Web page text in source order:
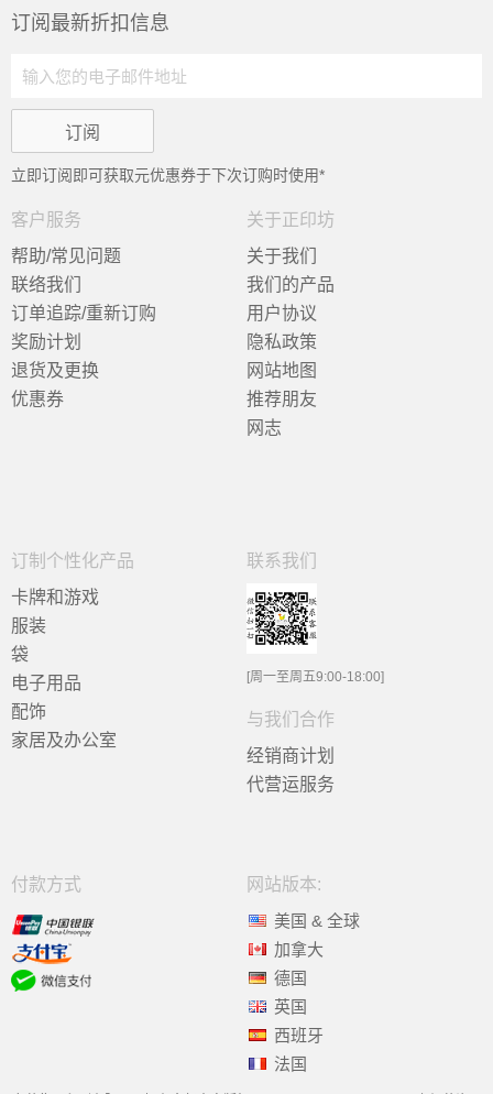
订阅最新折扣信息
立即订阅即可获取元优惠券于下次订购时使用*
客户服务
帮助/常见问题
联络我们
订单追踪/重新订购
奖励计划
退货及更换
优惠券
关于正印坊
关于我们
我们的产品
用户协议
隐私政策
网站地图
推荐朋友
网志
订制个性化产品
卡牌和游戏
服装
袋
电子用品
配饰
家居及办公室
联系我们
[周一至周五9:00-18:00]
与我们合作
经销商计划
代营运服务
付款方式
网站版本:
美国 & 全球
加拿大
德国
英国
西班牙
法国